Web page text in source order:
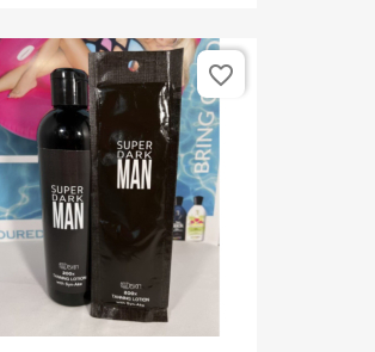
favorite_border